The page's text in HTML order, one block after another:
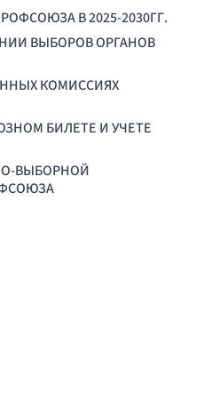
В 2025-2030ГГ.
ВЫБОРОВ ОРГАНОВ
КОМИССИЯХ
БИЛЕТЕ И УЧЕТЕ
ВЫБОРНОЙ